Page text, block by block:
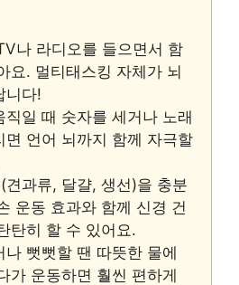
나 라디오를 들으면서 함
요. 멀티태스킹 자체가 뇌
니다!
직일 때 숫자를 세거나 노래
면 언어 뇌까지 함께 자극할
견과류, 달걀, 생선)을 충분
운동 효과와 함께 신경 건
탄히 할 수 있어요.
나 뻣뻣할 땐 따뜻한 물에
가 운동하면 훨씬 편하게